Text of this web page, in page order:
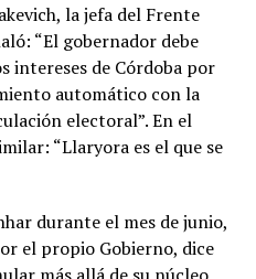
la jefa del Frente
“El gobernador debe
intereses de Córdoba por
automático con la
electoral”. En el
“Llaryora es el que se
durante el mes de junio,
el propio Gobierno, dice
más allá de su núcleo